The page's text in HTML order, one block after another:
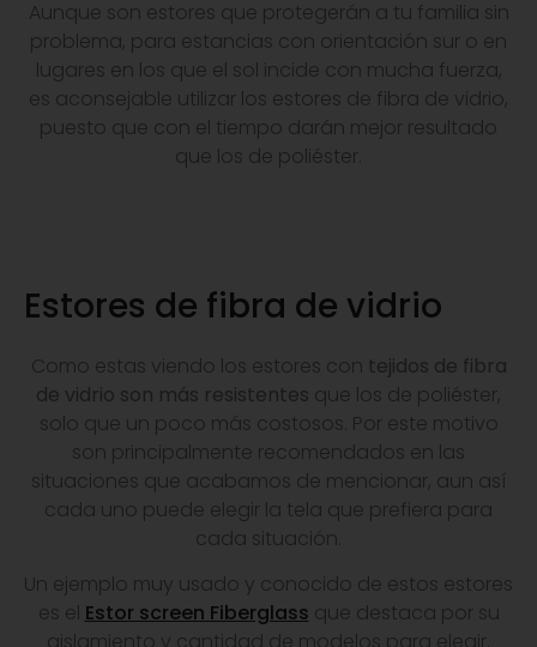
Aunque son estores que protegerán a tu familia sin
problema, para estancias con orientación sur o en
lugares en los que el sol incide con mucha fuerza,
es aconsejable utilizar los estores de fibra de vidrio,
puesto que con el tiempo darán mejor resultado
que los de poliéster.
Estores de fibra de vidrio
Como estas viendo los estores con tejidos de fibra
de vidrio son más resistentes que los de poliéster,
solo que un poco más costosos. Por este motivo
son principalmente recomendados en las
situaciones que acabamos de mencionar, aun así
cada uno puede elegir la tela que prefiera para
cada situación.
Un ejemplo muy usado y conocido de estos estores
es el Estor screen Fiberglass que destaca por su